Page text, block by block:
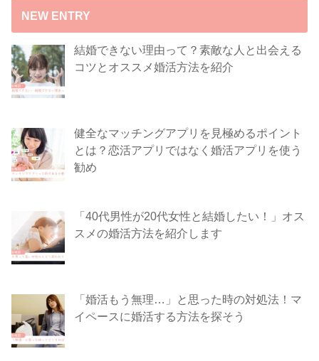
NEW ENTRY
結婚できない理由って？素敵な人と出会える
コツとオススメ婚活方法を紹介
健全なマッチングアプリを見極めるポイント
とは？恋活アプリではなく婚活アプリを使う
勧め
「40代男性が20代女性と結婚したい！」オス
スメの婚活方法を紹介します
「婚活もう無理…」と思った時の対処法！マ
イペースに婚活する方法を探そう